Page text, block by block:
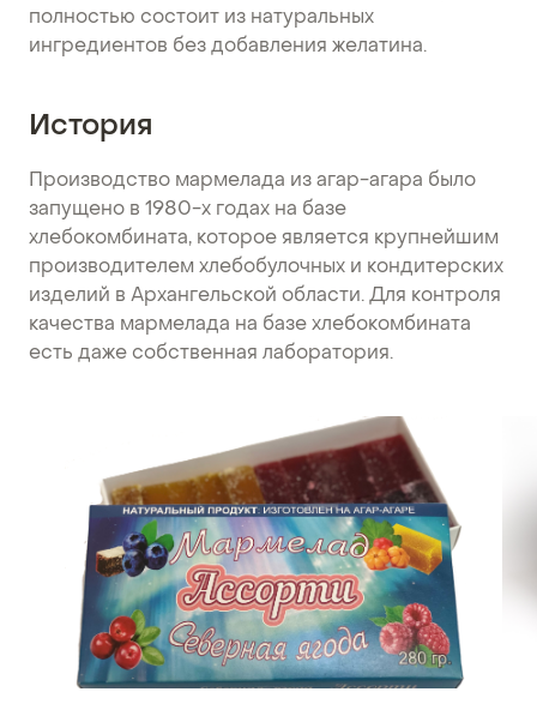
полностью состоит из натуральных
ингредиентов без добавления желатина.
История
Производство мармелада из агар-агара было
запущено в 1980-х годах на базе
хлебокомбината, которое является крупнейшим
производителем хлебобулочных и кондитерских
изделий в Архангельской области. Для контроля
качества мармелада на базе хлебокомбината
есть даже собственная лаборатория.